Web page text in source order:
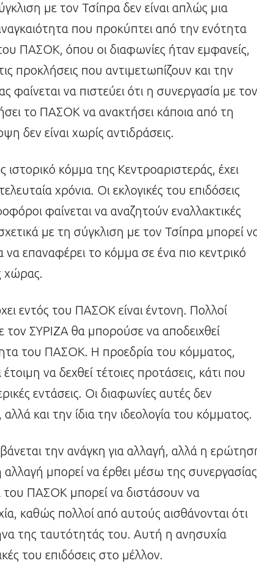
με τον Τσίπρα δεν είναι απλώς μια
που προκύπτει από την ενότητα
ΠΑΣΟΚ, όπου οι διαφωνίες ήταν εμφανείς,
προκλήσεις που αντιμετωπίζουν και την
να πιστεύει ότι η συνεργασία με τον
το ΠΑΣΟΚ να ανακτήσει κάποια από τη
δεν είναι χωρίς αντιδράσεις.
ιστορικό κόμμα της Κεντροαριστεράς, έχει
χρόνια. Οι εκλογικές του επιδόσεις
φαίνεται να αναζητούν εναλλακτικές
με τη σύγκλιση με τον Τσίπρα μπορεί
επαναφέρει το κόμμα σε ένα πιο κεντρικό
χώρας.
εντός του ΠΑΣΟΚ είναι έντονη. Πολλοί
τον ΣΥΡΙΖΑ θα μπορούσε να αποδειχθεί
του ΠΑΣΟΚ. Η προεδρία του κόμματος,
έτοιμη να δεχθεί τέτοιες προτάσεις, κάτι που
εντάσεις. Οι διαφωνίες αυτές δεν
και την ίδια την ιδεολογία του κόμματος.
την ανάγκη για αλλαγή, αλλά η
μπορεί να έρθει μέσω της συνεργασίας
ΠΑΣΟΚ μπορεί να διστάσουν να
καθώς πολλοί από αυτούς αισθάνονται ότι
της ταυτότητάς του. Αυτή η ανησυχία
του επιδόσεις στο μέλλον.